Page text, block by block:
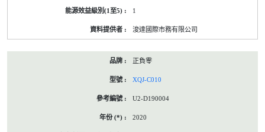
1
浚達國際市務有限公司
正負零
XQJ-C010
U2-D190004
2020